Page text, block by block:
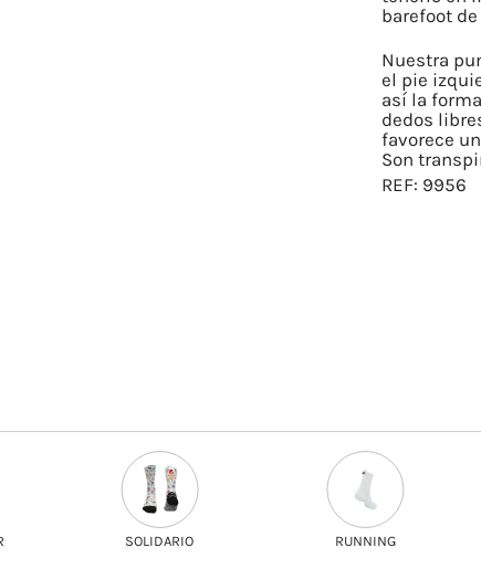
barefoot de
Nuestra
el pie
así la
dedos
favorece
Son
REF: 9956
RUNNING
SOLIDARIO